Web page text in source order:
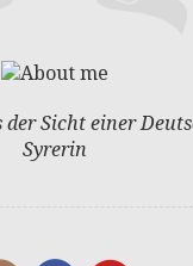
der Sicht einer
Syrerin